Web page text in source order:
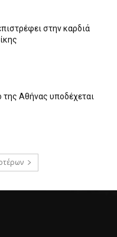
στην καρδιά
της Αθήνας υποδέχεται